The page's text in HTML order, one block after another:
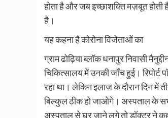
होता है और जब इच्छाशक्ति मज़बूत होती है
है।
यह कहना है कोरोना विजेताओं का
ग्राम ढोढ़िया ब्लॉक धनापुर निवासी
चिकित्सालय में उनकी जाँच हुई।
रहा था। लेकिन इलाज के दौरान दिन
बिल्कुल ठीक हो जाओगे। अस्पताल के
अस्पताल से घर जाने लगे तो डॉक्टर ने कहा